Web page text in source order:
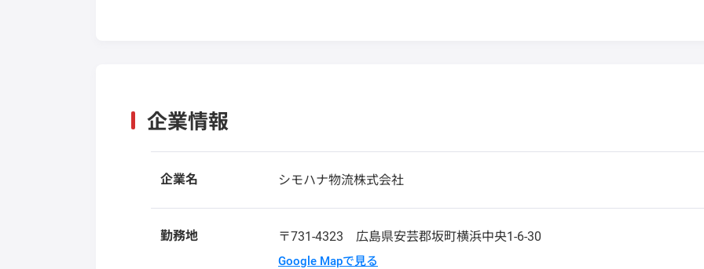
企業情報
企業名 シモハナ物流株式会社
勤務地 〒731-4323 広島県安芸郡坂町横浜中央1-6-30
Google Mapで見る